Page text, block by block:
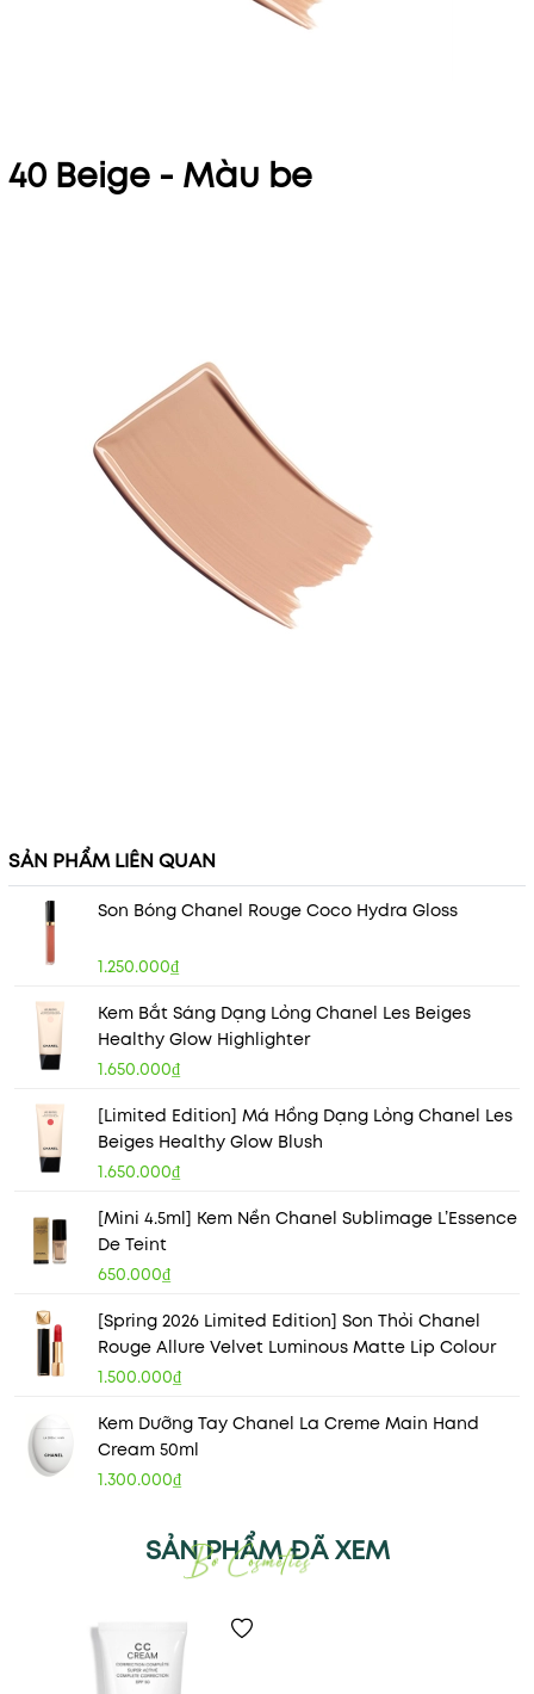
40 Beige - Màu be
SẢN PHẨM LIÊN QUAN
Son Bóng Chanel Rouge Coco Hydra Gloss
1.250.000₫
Kem Bắt Sáng Dạng Lỏng Chanel Les Beiges
Healthy Glow Highlighter
1.650.000₫
[Limited Edition] Má Hồng Dạng Lỏng Chanel Les
Beiges Healthy Glow Blush
1.650.000₫
[Mini 4.5ml] Kem Nền Chanel Sublimage L’Essence
De Teint
650.000₫
[Spring 2026 Limited Edition] Son Thỏi Chanel
Rouge Allure Velvet Luminous Matte Lip Colour
1.500.000₫
Kem Dưỡng Tay Chanel La Creme Main Hand
Cream 50ml
1.300.000₫
SẢN PHẨM ĐÃ XEM